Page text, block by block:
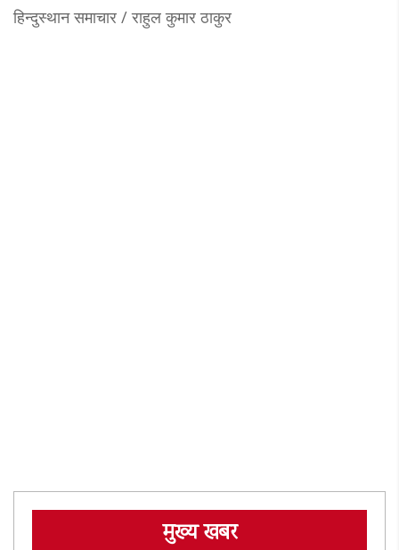
हिन्दुस्थान समाचार / राहुल कुमार ठाकुर
मुख्य खबर